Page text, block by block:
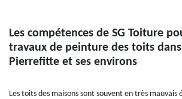
Les compétences de SG Toiture
travaux de peinture des toits
Pierrefitte et ses environs
Les toits des maisons sont souvent en très